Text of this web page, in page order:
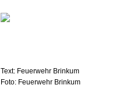
Text: Feuerwehr Brinkum
Foto: Feuerwehr Brinkum